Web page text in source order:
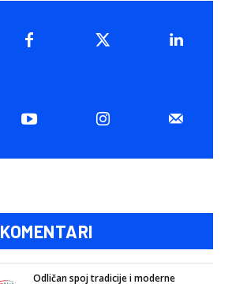
KOMENTARI
Odličan spoj tradicije i moderne